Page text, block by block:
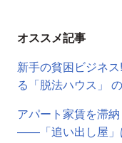
オススメ記事
新手の貧困ビジネ
る「脱法ハウス」
アパート家賃を滞
――「追い出し屋」